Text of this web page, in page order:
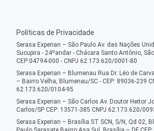
Políticas de Privacidade
Serasa Experian – São Paulo Av. das Nações
Sucupira - 24ºandar - Chácara Santo Antônio,
CEP:04794-000 - CNPJ 62.173.620/0001-80
Serasa Experian – Blumenau Rua Dr. Léo de
– Bairro Velha, Blumenau/SC - CEP: 89036-239
62.173.620/0104-95
Serasa Experian – São Carlos Av. Doutor Heitor
Carlos/SP CEP: 13571-385 CNPJ 62.173.620/
Serasa Experian – Brasília ST SCN, S/N, Qd 02, Bl